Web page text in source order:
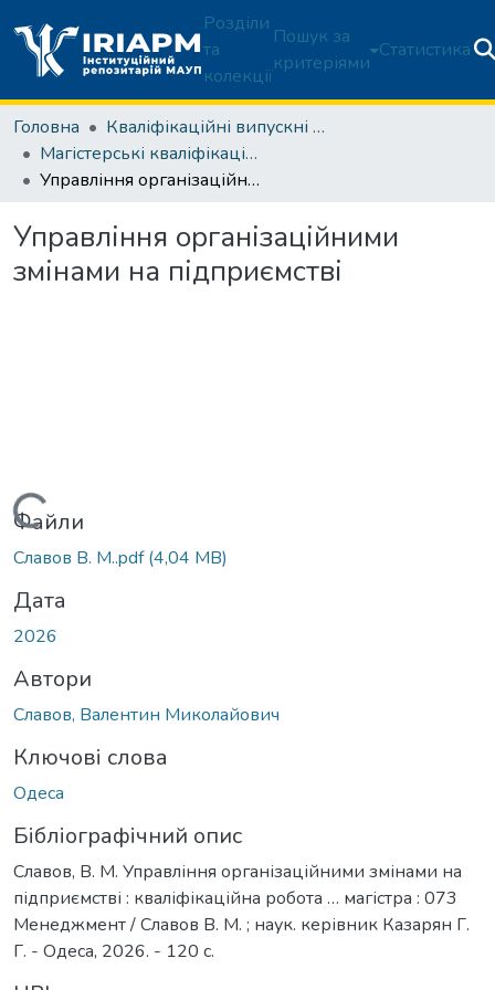
Розділи
та
колекції
Пошук за
критеріями
Статистика
Головна
Кваліфікаційні випускні роботи здобувачів вищої освіти
Магістерські кваліфікаційні роботи
Управління організаційними змінами на підприємстві
Управління організаційними
змінами на підприємстві
Вантажиться...
Файли
Славов В. М..pdf(4,04 MB)
Дата
2026
Автори
Славов, Валентин Миколайович
Ключові слова
Одеса
Бібліографічний опис
Славов, В. М. Управління організаційними змінами на
підприємстві : кваліфікаційна робота … магістра : 073
Менеджмент / Славов В. М. ; наук. керівник Казарян Г.
Г. - Одеса, 2026. - 120 с.